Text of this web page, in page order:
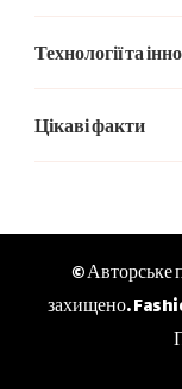
Технології та
Цікаві факти
© Авторське
захищено.